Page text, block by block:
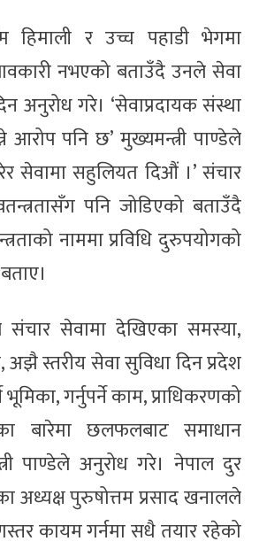
हिमाली र उच्च पहाडी भेगमा
नभएको बताउँदै उनले सेवा
अनुरोध गरे। ‘सेवाप्रदायक संस्था
आरोप पनि छ’ मुख्यमन्त्री पाण्डेले
सेवामा सहुलियत दिऔं ।’ संचार
पनि जोडिएको बताउँदै
नाममा प्रविधि दुरुपयोगको
संचार सेवामा देखिएका समस्या,
स्तरीय सेवा सुविधा दिन प्रदेश
गर्नुपर्ने काम, प्राधिकरणको
बारेमा छलफलबाट समाधान
पाण्डेले अनुरोध गरे। नेपाल दुर
अध्यक्ष पुरुषोत्तम प्रसाद खनालले
कायम गर्नमा सधै तयार रहेको